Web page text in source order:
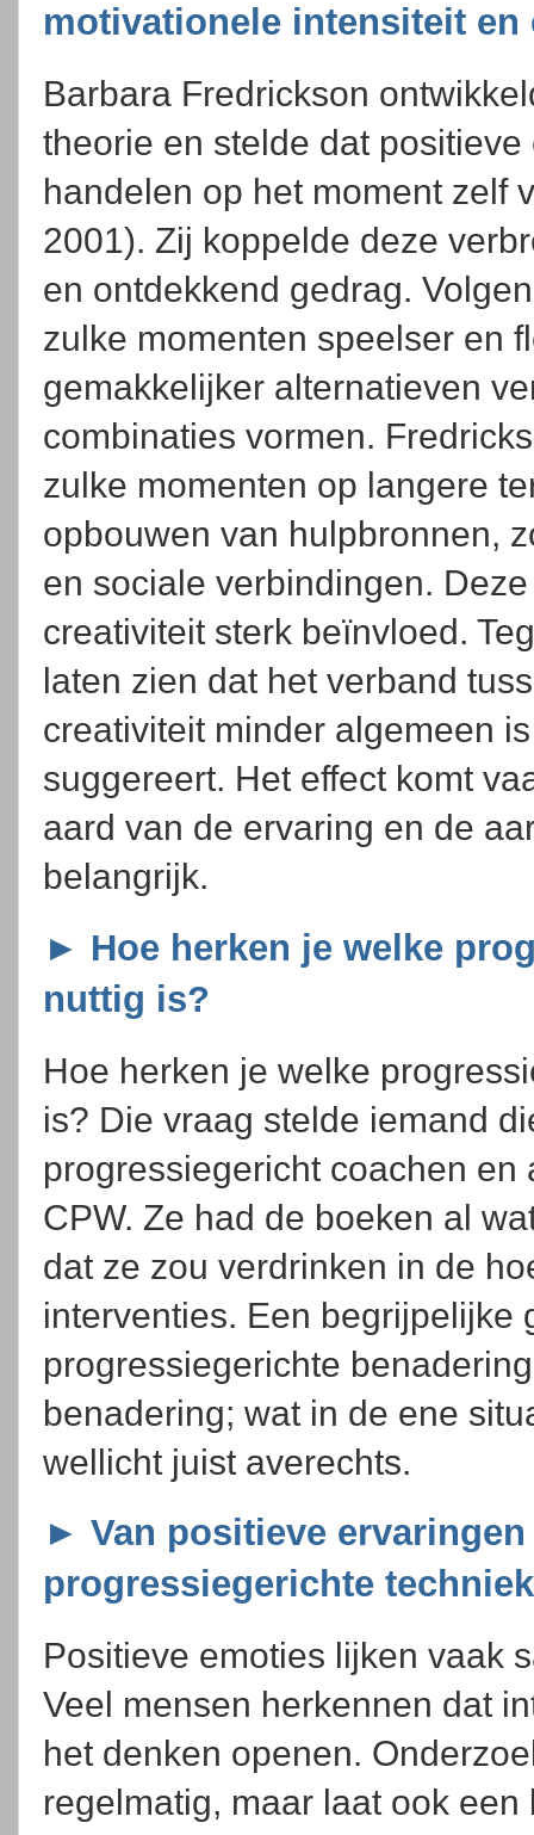
motivationele intensiteit en
Barbara Fredrickson
theorie en stelde dat
handelen op het moment zelf
2001). Zij koppelde deze
en ontdekkend gedrag.
zulke momenten speelser en
gemakkelijker alternatieven
combinaties vormen.
zulke momenten op langere
opbouwen van hulpbronnen,
en sociale verbindingen.
creativiteit sterk beïnvloed.
laten zien dat het verband
creativiteit minder algemeen
suggereert. Het effect komt
aard van de ervaring en de
belangrijk.
► Hoe herken je welke
nuttig is?
Hoe herken je welke
is? Die vraag stelde iemand
progressiegericht coachen
CPW. Ze had de boeken al
dat ze zou verdrinken in de
interventies. Een begrijpelijke
progressiegerichte
benadering; wat in de ene
wellicht juist averechts.
► Van positieve
progressiegerichte
Positieve emoties lijken vaak
Veel mensen herkennen dat
het denken openen.
regelmatig, maar laat ook